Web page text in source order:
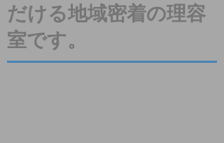
だける地域密着の理容
室です。